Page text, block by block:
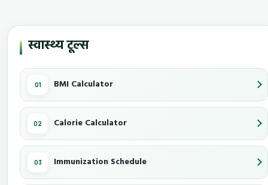
स्वास्थ्य टूल्स
BMI Calculator
Calorie Calculator
Immunization Schedule